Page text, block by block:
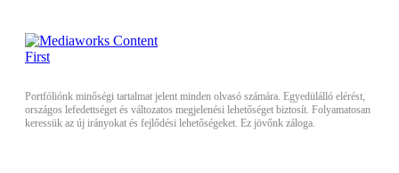
Portfóliónk minőségi tartalmat jelent minden olvasó számára. Egyedülálló elérést,
országos lefedettséget és változatos megjelenési lehetőséget biztosít. Folyamatosan
keressük az új irányokat és fejlődési lehetőségeket. Ez jövőnk záloga.